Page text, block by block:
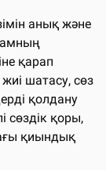
анық және
қарап
шатасу, сөз
қолдану
сөздік қоры,
қиындық